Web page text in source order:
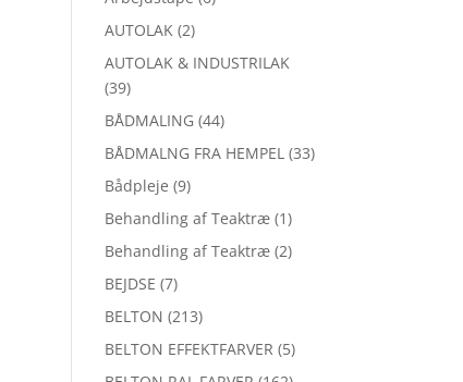
AUTOLAK (2)
AUTOLAK & INDUSTRILAK
(39)
BÅDMALING (44)
BÅDMALNG FRA HEMPEL (33)
Bådpleje (9)
Behandling af Teaktræ (1)
Behandling af Teaktræ (2)
BEJDSE (7)
BELTON (213)
BELTON EFFEKTFARVER (5)